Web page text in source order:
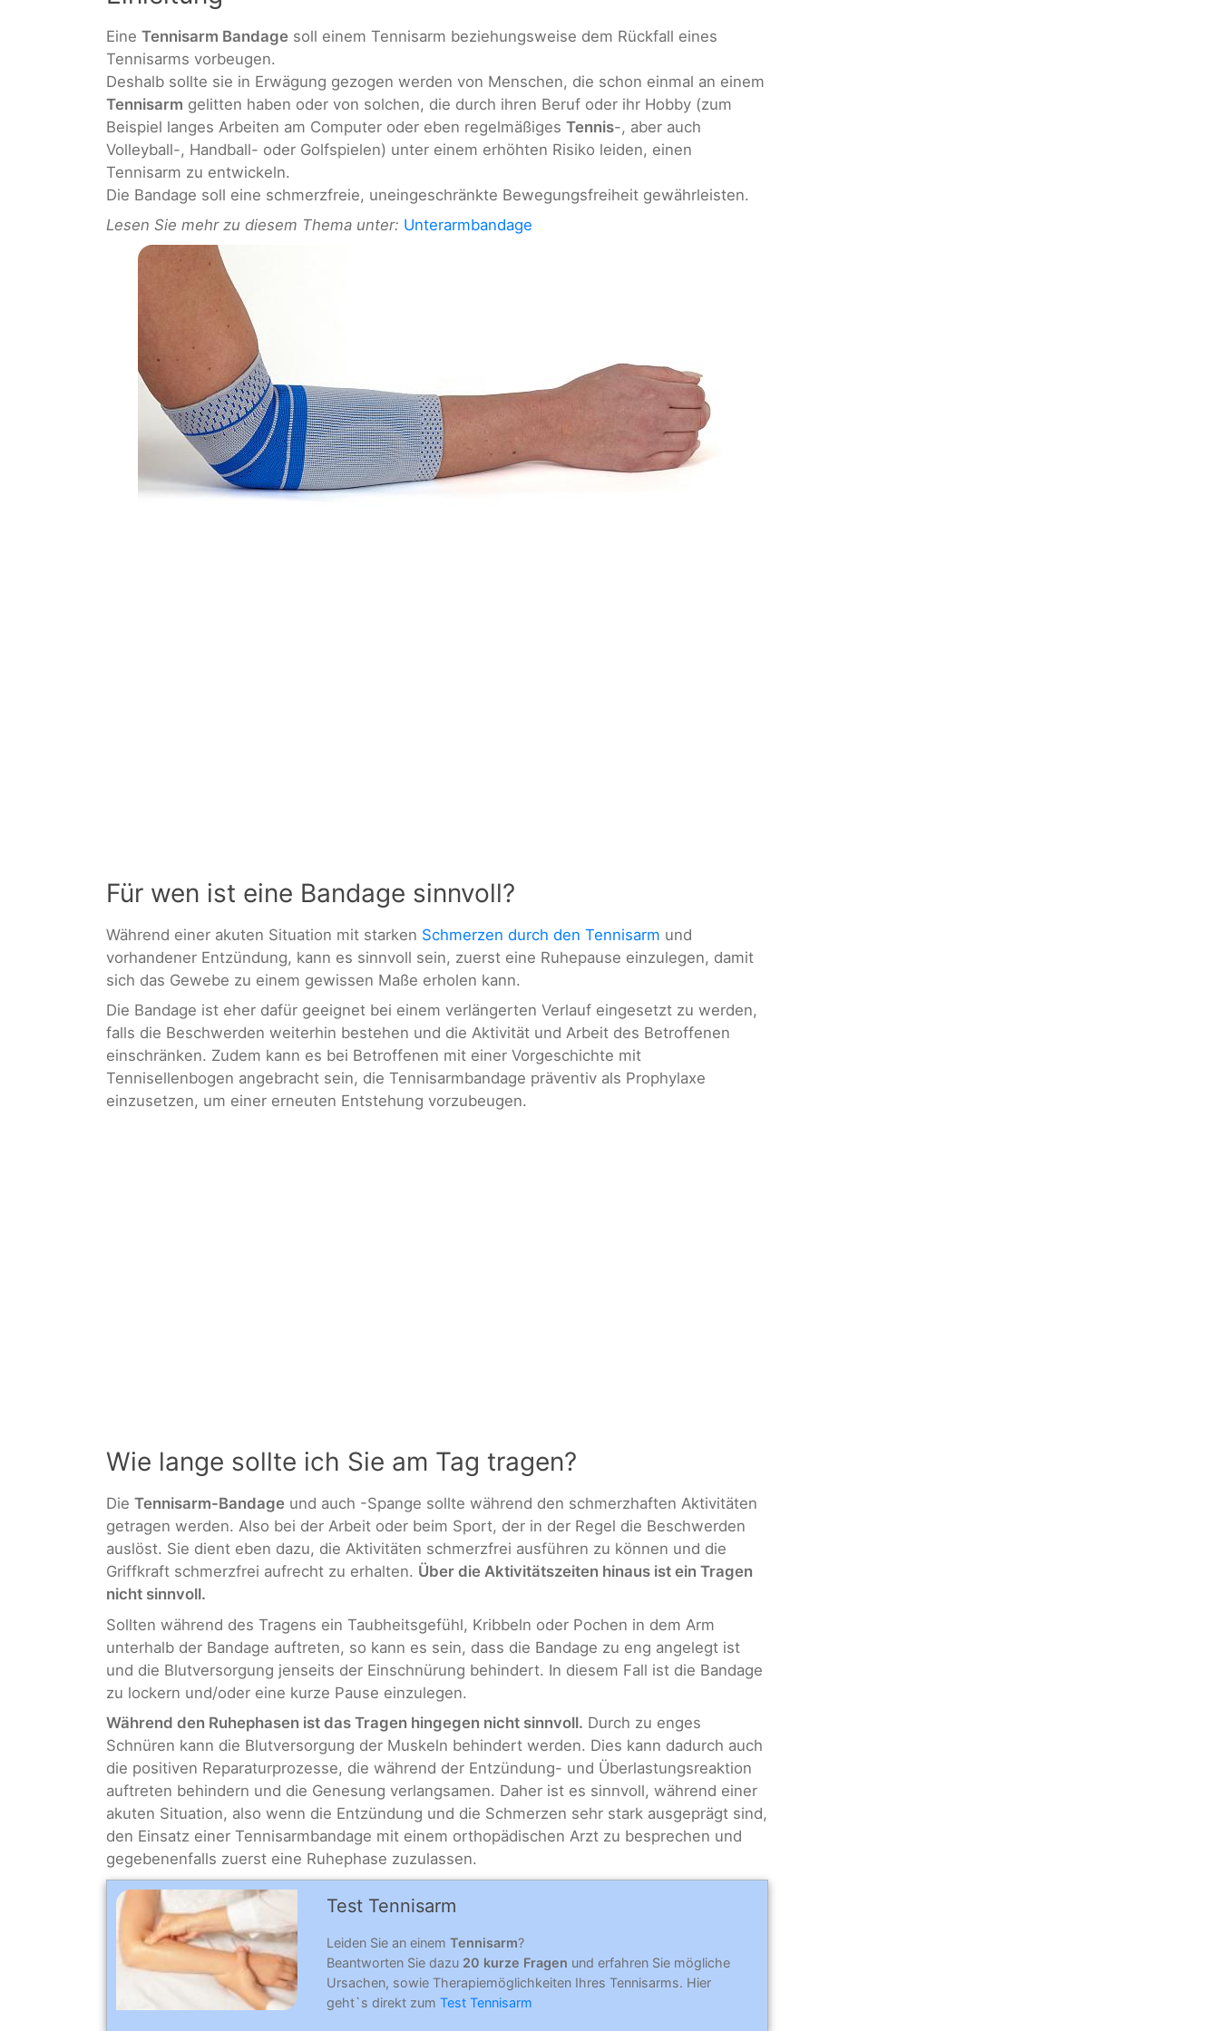
Eine Tennisarm Bandage soll einem Tennisarm beziehungsweise dem Rückfall eines
Tennisarms vorbeugen.
Deshalb sollte sie in Erwägung gezogen werden von Menschen, die schon einmal an einem
Tennisarm gelitten haben oder von solchen, die durch ihren Beruf oder ihr Hobby (zum
Beispiel langes Arbeiten am Computer oder eben regelmäßiges Tennis-, aber auch
Volleyball-, Handball- oder Golfspielen) unter einem erhöhten Risiko leiden, einen
Tennisarm zu entwickeln.
Die Bandage soll eine schmerzfreie, uneingeschränkte Bewegungsfreiheit gewährleisten.
Lesen Sie mehr zu diesem Thema unter: Unterarmbandage
Für wen ist eine Bandage sinnvoll?
Während einer akuten Situation mit starken Schmerzen durch den Tennisarm und
vorhandener Entzündung, kann es sinnvoll sein, zuerst eine Ruhepause einzulegen, damit
sich das Gewebe zu einem gewissen Maße erholen kann.
Die Bandage ist eher dafür geeignet bei einem verlängerten Verlauf eingesetzt zu werden,
falls die Beschwerden weiterhin bestehen und die Aktivität und Arbeit des Betroffenen
einschränken. Zudem kann es bei Betroffenen mit einer Vorgeschichte mit
Tennisellenbogen angebracht sein, die Tennisarmbandage präventiv als Prophylaxe
einzusetzen, um einer erneuten Entstehung vorzubeugen.
Wie lange sollte ich Sie am Tag tragen?
Die Tennisarm-Bandage und auch -Spange sollte während den schmerzhaften Aktivitäten
getragen werden. Also bei der Arbeit oder beim Sport, der in der Regel die Beschwerden
auslöst. Sie dient eben dazu, die Aktivitäten schmerzfrei ausführen zu können und die
Griffkraft schmerzfrei aufrecht zu erhalten. Über die Aktivitätszeiten hinaus ist ein Tragen
nicht sinnvoll.
Sollten während des Tragens ein Taubheitsgefühl, Kribbeln oder Pochen in dem Arm
unterhalb der Bandage auftreten, so kann es sein, dass die Bandage zu eng angelegt ist
und die Blutversorgung jenseits der Einschnürung behindert. In diesem Fall ist die Bandage
zu lockern und/oder eine kurze Pause einzulegen.
Während den Ruhephasen ist das Tragen hingegen nicht sinnvoll. Durch zu enges
Schnüren kann die Blutversorgung der Muskeln behindert werden. Dies kann dadurch auch
die positiven Reparaturprozesse, die während der Entzündung- und Überlastungsreaktion
auftreten behindern und die Genesung verlangsamen. Daher ist es sinnvoll, während einer
akuten Situation, also wenn die Entzündung und die Schmerzen sehr stark ausgeprägt sind,
den Einsatz einer Tennisarmbandage mit einem orthopädischen Arzt zu besprechen und
gegebenenfalls zuerst eine Ruhephase zuzulassen.
Test Tennisarm
Leiden Sie an einem Tennisarm?
Beantworten Sie dazu 20 kurze Fragen und erfahren Sie mögliche
Ursachen, sowie Therapiemöglichkeiten Ihres Tennisarms. Hier
geht`s direkt zum Test Tennisarm